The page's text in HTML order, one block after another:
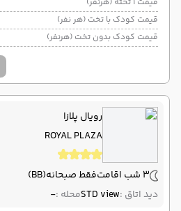
قیمت کودک با تخت (هر نفر)
قیمت کودک بدون تخت (هرنفر)
رویال پلازا
ROYAL PLAZA
3 شب اقامت فقط صبحانه(BB)
دید اتاق :STD viewمحله :-